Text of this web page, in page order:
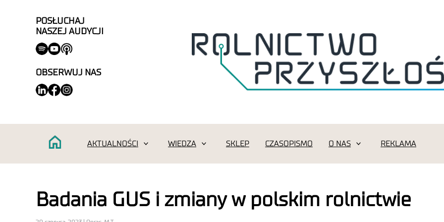
POSŁUCHAJ
NASZEJ AUDYCJI
OBSERWUJ NAS
AKTUALNOŚCI WIEDZA SKLEP CZASOPISMO O NAS REKLAMA
Badania GUS i zmiany w polskim rolnictwie